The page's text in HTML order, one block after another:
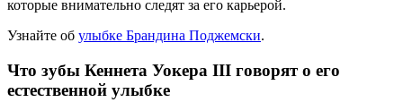
которые внимательно следят за его карьерой.
Узнайте об улыбке Брандина Поджемски.
Что зубы Кеннета Уокера III говорят о его
естественной улыбке